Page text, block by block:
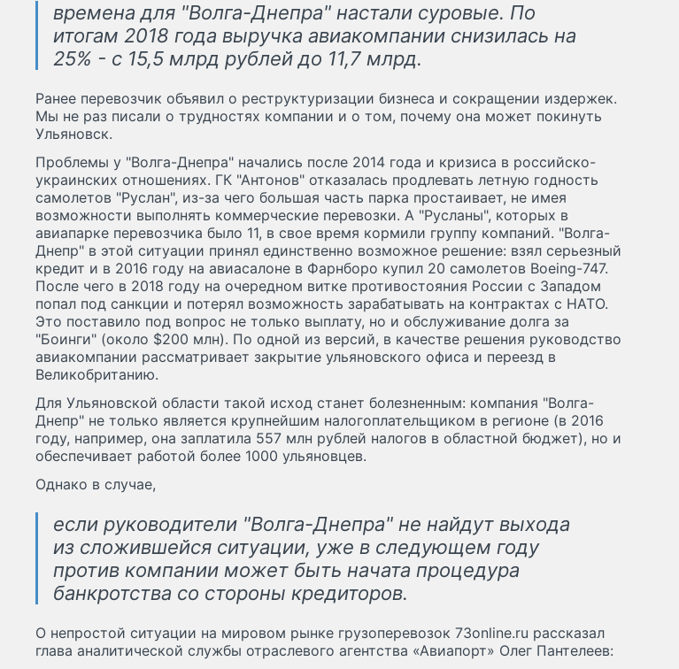
времена для "Волга-Днепра" настали суровые. По
итогам 2018 года выручка авиакомпании снизилась на
25% - с 15,5 млрд рублей до 11,7 млрд.
Ранее перевозчик объявил о реструктуризации бизнеса и сокращении издержек.
Мы не раз писали о трудностях компании и о том, почему она может покинуть
Ульяновск.
Проблемы у "Волга-Днепра" начались после 2014 года и кризиса в российско-
украинских отношениях. ГК "Антонов" отказалась продлевать летную годность
самолетов "Руслан", из-за чего большая часть парка простаивает, не имея
возможности выполнять коммерческие перевозки. А "Русланы", которых в
авиапарке перевозчика было 11, в свое время кормили группу компаний. "Волга-
Днепр" в этой ситуации принял единственно возможное решение: взял серьезный
кредит и в 2016 году на авиасалоне в Фарнборо купил 20 самолетов Boeing-747.
После чего в 2018 году на очередном витке противостояния России с Западом
попал под санкции и потерял возможность зарабатывать на контрактах с НАТО.
Это поставило под вопрос не только выплату, но и обслуживание долга за
"Боинги" (около $200 млн). По одной из версий, в качестве решения руководство
авиакомпании рассматривает закрытие ульяновского офиса и переезд в
Великобританию.
Для Ульяновской области такой исход станет болезненным: компания "Волга-
Днепр" не только является крупнейшим налогоплательщиком в регионе (в 2016
году, например, она заплатила 557 млн рублей налогов в областной бюджет), но и
обеспечивает работой более 1000 ульяновцев.
Однако в случае,
если руководители "Волга-Днепра" не найдут выхода
из сложившейся ситуации, уже в следующем году
против компании может быть начата процедура
банкротства со стороны кредиторов.
О непростой ситуации на мировом рынке грузоперевозок 73online.ru рассказал
глава аналитической службы отраслевого агентства «Авиапорт» Олег Пантелеев: